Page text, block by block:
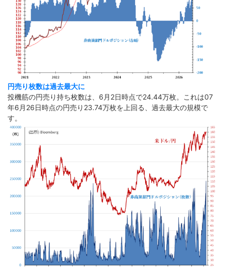
円売り枚数は過去最大に
投機筋の円売り持ち枚数は、6月2日時点で24.44万枚。これは07
年6月26日時点の円売り23.74万枚を上回る、過去最大の規模で
す。